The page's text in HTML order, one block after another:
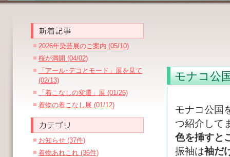
2026年染芸展のご案内 (05/10)
桜が満開 (04/02)
「アール･デコとモード」展を見て
(02/13)
「着こなしの変遷」展 (01/26)
着物の着こなし展 (01/12)
お知らせ (37件)
着物あれこれ (36件)
モナコ公
モナコ公国
つ紹介して
色を挿すと
振袖は袖だ